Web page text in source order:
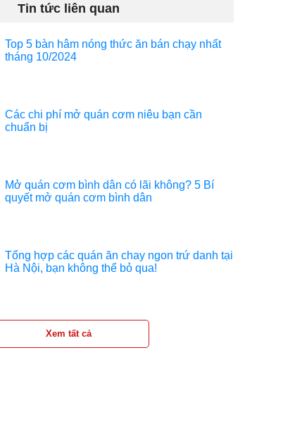
Tin tức liên quan
Top 5 bàn hâm nóng thức ăn bán chạy nhất
tháng 10/2024
Các chi phí mở quán cơm niêu bạn cần
chuẩn bị
Mở quán cơm bình dân có lãi không? 5 Bí
quyết mở quán cơm bình dân
Tổng hợp các quán ăn chay ngon trứ danh tại
Hà Nội, bạn không thể bỏ qua!
Xem tất cả